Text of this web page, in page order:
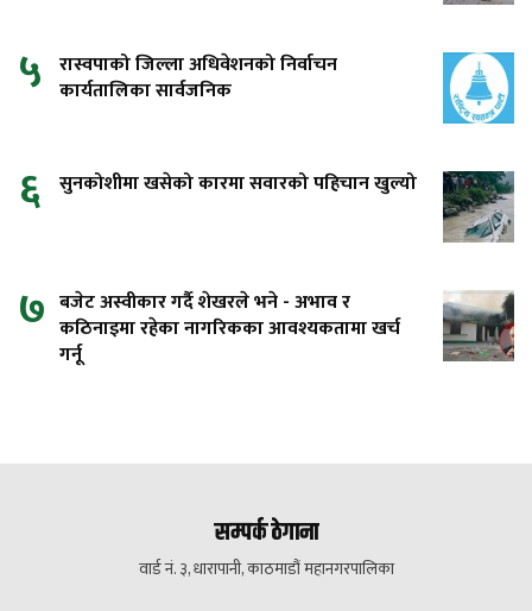
५ रास्वपाको जिल्ला अधिवेशनको निर्वाचन
कार्यतालिका सार्वजनिक
६ सुनकोशीमा खसेको कारमा सवारको पहिचान खुल्यो
७ बजेट अस्वीकार गर्दै शेखरले भने - अभाव र
कठिनाइमा रहेका नागरिकका आवश्यकतामा खर्च
गर्नू
सम्पर्क ठेगाना
वार्ड नं. ३, धारापानी, काठमाडौं महानगरपालिका